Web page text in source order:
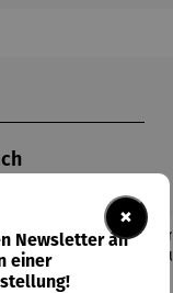
×
Newsletter an
einer